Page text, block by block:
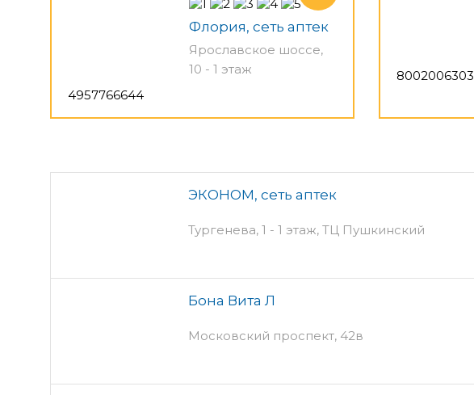
Флория, сеть аптек
Ярославское шоссе,
10 - 1 этаж
4957766644
8002006303
ЭКОНОМ, сеть аптек
Тургенева, 1 - 1 этаж, ТЦ Пушкинский
Бона Вита Л
Московский проспект, 42в